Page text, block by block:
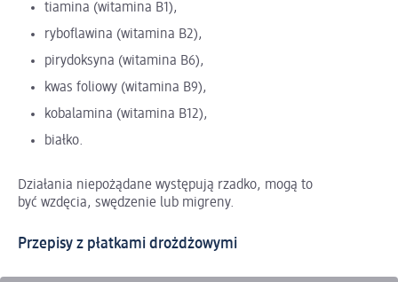
tiamina (witamina B1),
ryboflawina (witamina B2),
pirydoksyna (witamina B6),
kwas foliowy (witamina B9),
kobalamina (witamina B12),
białko.
Działania niepożądane występują rzadko, mogą to
być wzdęcia, swędzenie lub migreny.
Przepisy z płatkami drożdżowymi